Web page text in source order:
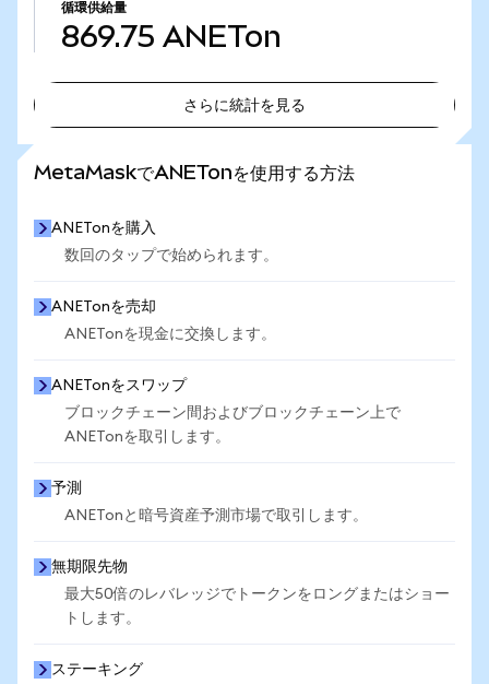
循環供給量
869.75 ANETon
さらに統計を見る
MetaMaskでANETonを使用する方法
ANETonを購入
数回のタップで始められます。
ANETonを売却
ANETonを現金に交換します。
ANETonをスワップ
ブロックチェーン間およびブロックチェーン上で
ANETonを取引します。
予測
ANETonと暗号資産予測市場で取引します。
無期限先物
最大50倍のレバレッジでトークンをロングまたはショー
トします。
ステーキング